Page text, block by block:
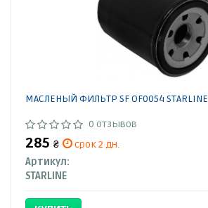
МАСЛЕНЫЙ ФИЛЬТР SF OF0054 STARLINE
0 отзывов
285 ₴
срок 2 дн.
Артикул:
STARLINE